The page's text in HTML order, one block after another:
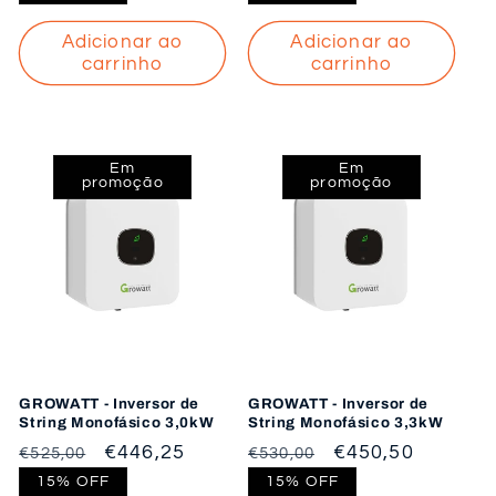
saldo
Adicionar ao
carrinho
saldo
Adicionar ao
carrinho
Em
promoção
GROWATT - Inversor de
String Monofásico 3,0kW
Preço
normal
€525,00
Preço
de
€446,25
15% OFF
Em
promoção
GROWATT - Inversor de
String Monofásico 3,3kW
Preço
normal
€530,00
Preço
de
€450,50
15% OFF